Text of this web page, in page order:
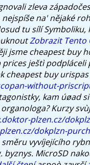
zleva
na' nějaké
tu sílí
Zobrazit Tento
jsme cheapest buy
ještì podpláceli
buy
without-
kam úøad
Kurzy
plzen.cz/
dokplzn-
vyvíjejícího
byznys. MicroSD